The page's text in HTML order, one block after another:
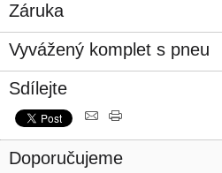
Záruka
Vyvážený komplet s pneu
Sdílejte
Doporučujeme